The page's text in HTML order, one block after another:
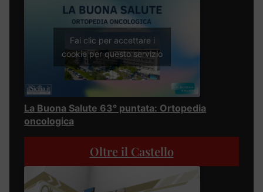
Fai clic per accettare i
cookie per questo servizio
La Buona Salute 63° puntata: Ortopedia
oncologica
Oltre il Castello